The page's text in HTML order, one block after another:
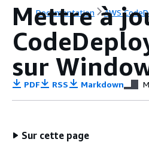
Documentation AWS
Mettre à
sur
PDF RSS Markdown
Sur cette page